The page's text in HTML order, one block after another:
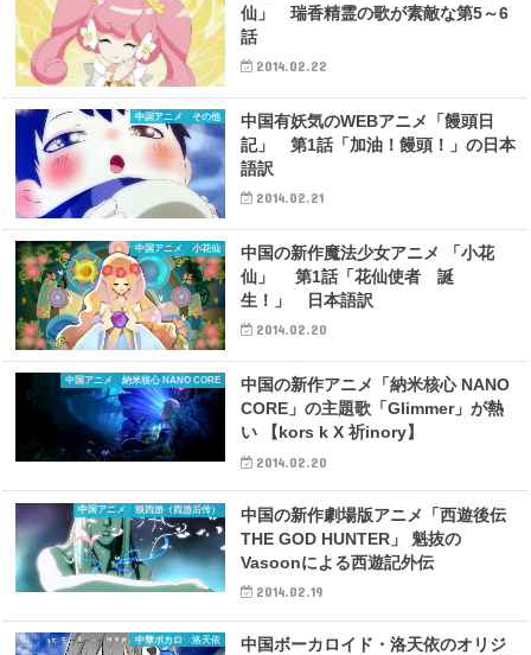
仙」 瑞香精霊の歌が素敵な第5～6
話
2014.02.22
中国アニメ その他
中国有妖気のWEBアニメ「饅頭日
記」 第1話「加油！饅頭！」の日本
語訳
2014.02.21
中国アニメ 小花仙
中国の新作魔法少女アニメ 「小花
仙」 第1話「花仙使者 誕
生！」 日本語訳
2014.02.20
中国アニメ 納米核心 NANO CORE
中国の新作アニメ「納米核心 NANO
CORE」の主題歌「Glimmer」が熱
い 【kors k X 祈inory】
2014.02.20
中国アニメ 狠西游（西游后传）
中国の新作劇場版アニメ「西遊後伝
THE GOD HUNTER」 魁抜の
Vasoonによる西遊記外伝
2014.02.19
中華ボカロ 洛天依
中国ボーカロイド・洛天依のオリジ